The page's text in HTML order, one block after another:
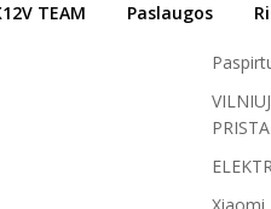
TEAM PaslaugosPrieš